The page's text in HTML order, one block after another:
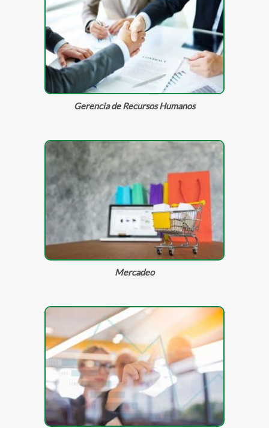
Gerencia de Recursos Humanos
Mercadeo